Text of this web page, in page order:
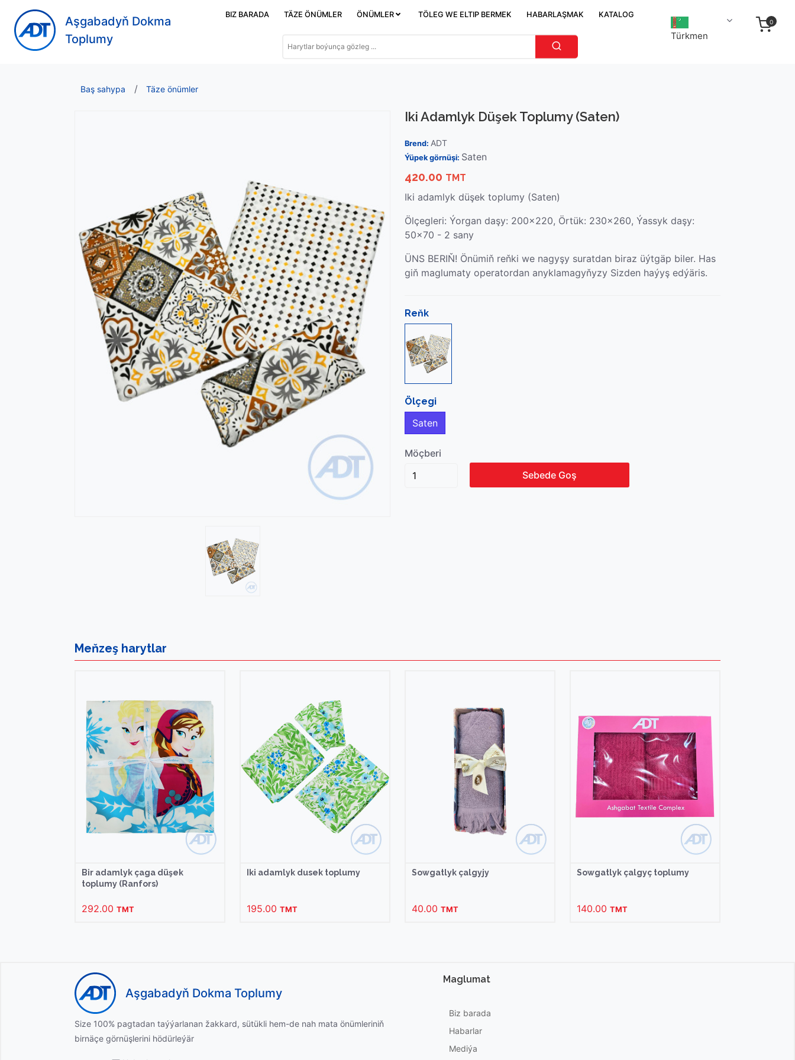
Aşgabadyň Dokma
Toplumy
BIZ BARADA TÄZE ÖNÜMLER ÖNÜMLER TÖLEG WE ELTIP BERMEK HABARLAŞMAK KATALOG
Türkmen
0
Baş sahypa Täze önümler
Iki Adamlyk Düşek Toplumy (Saten)
Brend: ADT
Ýüpek görnüşi: Saten
420.00 TMT
Iki adamlyk düşek toplumy (Saten)
Ölçegleri: Ýorgan daşy: 200x220, Örtük: 230x260, Ýassyk daşy:
50x70 - 2 sany
ÜNS BERIŇ! Önümiň reňki we nagyşy suratdan biraz üýtgäp biler. Has
giň maglumaty operatordan anyklamagyňyzy Sizden haýyş edýäris.
Reňk
Ölçegi
Saten
Möçberi
Sebede Goş
Meňzeş harytlar
Bir adamlyk çaga düşek
toplumy (Ranfors)
292.00 TMT
Iki adamlyk dusek toplumy
195.00 TMT
Sowgatlyk çalgyjy
40.00 TMT
Sowgatlyk çalgyç toplumy
140.00 TMT
Aşgabadyň Dokma Toplumy
Size 100% pagtadan taýýarlanan žakkard, sütükli hem-de nah mata önümleriniň
birnäçe görnüşlerini hödürleýär
Maglumat
Biz barada
Habarlar
Mediýa